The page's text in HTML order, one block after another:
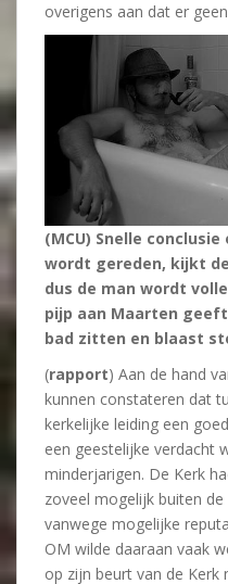
overigens aan dat er
(MCU) Snelle
wordt gereden, kijkt
dus de man wordt
pijp aan Maarten
bad zitten en blaast
(rapport) Aan de hand
kunnen constateren dat
kerkelijke leiding een
een geestelijke verdacht
minderjarigen. De Kerk
zoveel mogelijk buiten
vanwege mogelijke
OM wilde daaraan vaak
op zijn beurt van de